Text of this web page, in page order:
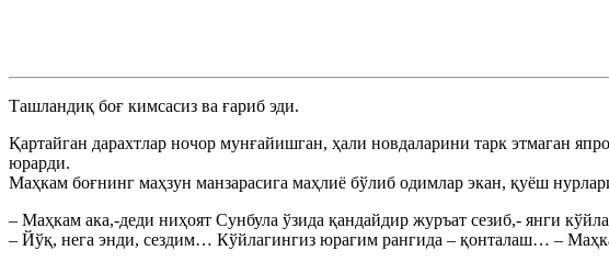
Ташландиқ боғ кимсасиз ва ғариб эди.
Қартайган дарахтлар ночор мунғайишган, ҳали новдаларини тарк этмаган
юрарди.
Маҳкам боғнинг маҳзун манзарасига маҳлиё бўлиб одимлар экан, қуёш
– Маҳкам ака,-деди ниҳоят Cунбула ўзида қандайдир журъат сезиб,- янги
– Йўқ, нега энди, сездим… Кўйлагингиз юрагим рангида – қонталаш… –